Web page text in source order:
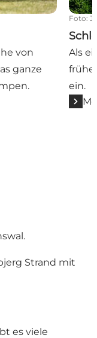
von
ganze
Foto:
Als
ein.
Strand mit
es viele